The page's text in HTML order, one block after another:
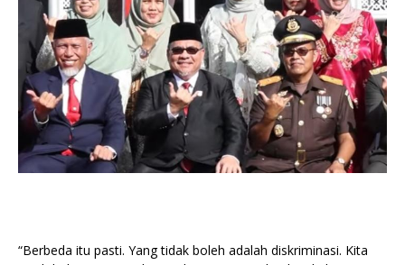
“Berbeda itu pasti. Yang tidak boleh adalah diskriminasi. Kita